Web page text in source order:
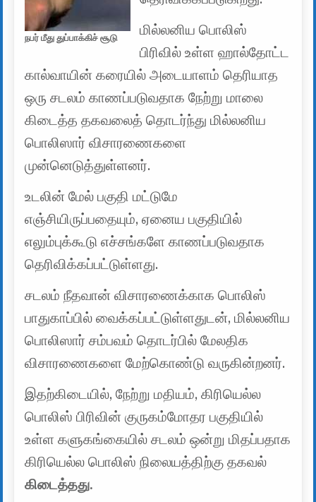
நபர் மீது துப்பாக்கிச் சூடு
மில்லனிய பொலிஸ்
பிரிவில் உள்ள ஹால்தோட்ட
கால்வாயின் கரையில் அடையாளம் தெரியாத
ஒரு சடலம் காணப்படுவதாக நேற்று மாலை
கிடைத்த தகவலைத் தொடர்ந்து மில்லனிய
பொலிஸார் விசாரணைகளை
முன்னெடுத்துள்ளனர்.
உடலின் மேல் பகுதி மட்டுமே
எஞ்சியிருப்பதையும், ஏனைய பகுதியில்
எலும்புக்கூடு எச்சங்களே காணப்படுவதாக
தெரிவிக்கப்பட்டுள்ளது.
சடலம் நீதவான் விசாரணைக்காக பொலிஸ்
பாதுகாப்பில் வைக்கப்பட்டுள்ளதுடன், மில்லனிய
பொலிஸார் சம்பவம் தொடர்பில் மேலதிக
விசாரணைகளை மேற்கொண்டு வருகின்றனர்.
இதற்கிடையில், நேற்று மதியம், கிரியெல்ல
பொலிஸ் பிரிவின் குருகம்மோதர பகுதியில்
உள்ள களுகங்கையில் சடலம் ஒன்று மிதப்பதாக
கிரியெல்ல பொலிஸ் நிலையத்திற்கு தகவல்
கிடைத்தது.